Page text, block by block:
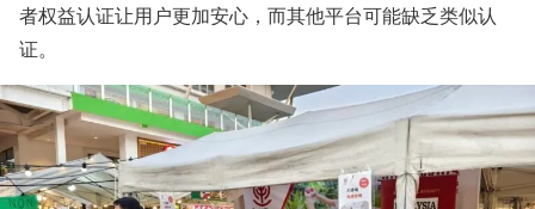
者权益认证让用户更加安心，而其他平台可能缺乏类似认
证。